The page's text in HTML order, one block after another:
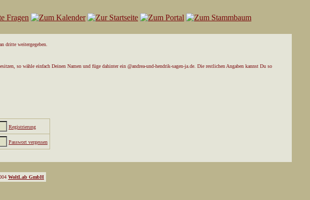
dritte weitergegeben.
so wähle einfach Deinen Namen und füge dahinter ein @andrea-und-hendrik-sagen-ja.de. Die restlichen Angaben kannst Du so
Registrierung
Passwort vergessen
WoltLab GmbH